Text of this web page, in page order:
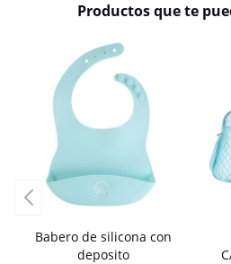
Productos que te
Babero de silicona con
deposito